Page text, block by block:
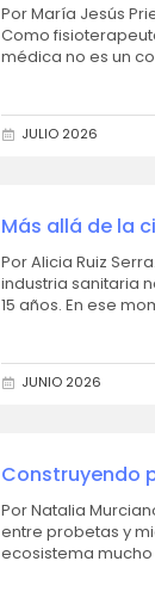
Por María Jesús Prieto Riveros. Durante mucho tiempo, mi
Como
médica no es un
JULIO 2026
Más allá de la
Por Alicia Ruiz Serra. Hay experiencias que no solo se viven, sino que te cambian. Mi historia con la
industria sanitaria
15 años. En ese
JUNIO 2026
Construyendo
Talento-EPHOS
Por Natalia Murciano. A menudo se piensa que el camino tras una carrera de ciencias está
entre probetas y
ecosistema